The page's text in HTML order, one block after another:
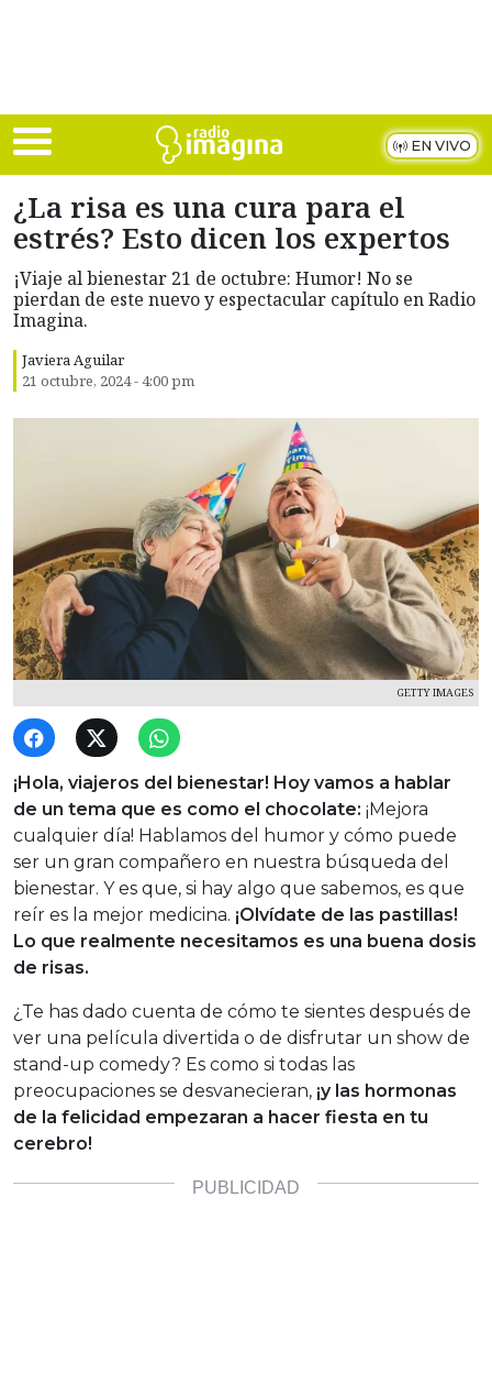
EN VIVO
¿La risa es una cura para el
estrés? Esto dicen los expertos
¡Viaje al bienestar 21 de octubre: Humor! No se
pierdan de este nuevo y espectacular capítulo en Radio
Imagina.
Javiera Aguilar
21 octubre, 2024 - 4:00 pm
GETTY IMAGES
¡Hola, viajeros del bienestar! Hoy vamos a hablar
de un tema que es como el chocolate: ¡Mejora
cualquier día! Hablamos del humor y cómo puede
ser un gran compañero en nuestra búsqueda del
bienestar. Y es que, si hay algo que sabemos, es que
reír es la mejor medicina. ¡Olvídate de las pastillas!
Lo que realmente necesitamos es una buena dosis
de risas.
¿Te has dado cuenta de cómo te sientes después de
ver una película divertida o de disfrutar un show de
stand-up comedy? Es como si todas las
preocupaciones se desvanecieran, ¡y las hormonas
de la felicidad empezaran a hacer fiesta en tu
cerebro!